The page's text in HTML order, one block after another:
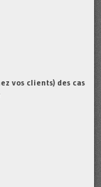
vos clients) des cas